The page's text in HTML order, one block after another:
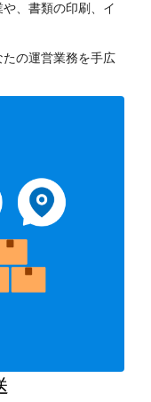
、書類の印刷、イ
の運営業務を手広